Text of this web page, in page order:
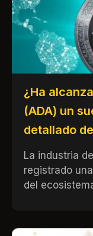
¿Ha
(ADA) un
detallado
La industria
registrado
del